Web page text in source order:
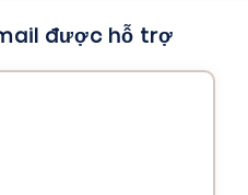
được hỗ trợ